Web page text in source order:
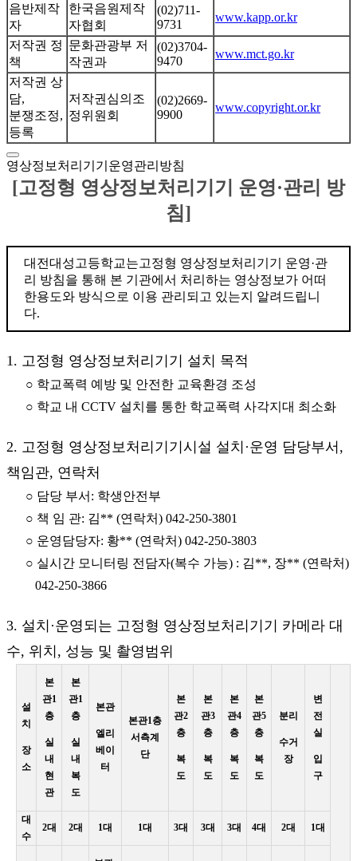
음반제작
자
한국음원제작
자협회
(02)711-
9731
www.kapp.or.kr
저작권 정
책
문화관광부 저
작권과
(02)3704-
9470
www.mct.go.kr
저작권 상
담,
분쟁조정,
등록
저작권심의조
정위원회
(02)2669-
9900
www.copyright.or.kr
영상정보처리기기운영관리방침
[고정형 영상정보처리기기 운영·관리 방
침]
대전대성고등학교는고정형 영상정보처리기기 운영·관
리 방침을 통해 본 기관에서 처리하는 영상정보가 어떠
한용도와 방식으로 이용 관리되고 있는지 알려드립니
다.
1. 고정형 영상정보처리기기 설치 목적
○ 학교폭력 예방 및 안전한 교육환경 조성
○ 학교 내 CCTV 설치를 통한 학교폭력 사각지대 최소화
2. 고정형 영상정보처리기기시설 설치·운영 담당부서,
책임관, 연락처
○ 담당 부서: 학생안전부
○ 책 임 관: 김** (연락처) 042-250-3801
○ 운영담당자: 황** (연락처) 042-250-3803
○ 실시간 모니터링 전담자(복수 가능) : 김**, 장** (연락처)
042-250-3866
3. 설치·운영되는 고정형 영상정보처리기기 카메라 대
수, 위치, 성능 및 촬영범위
설
치
장
소
본
관1
층
실
내
현
관
본
관1
층
실
내
복
도
본관
엘리
베이
터
본관1층
서측계
단
본
관2
층
복
도
본
관3
층
복
도
본
관4
층
복
도
본
관5
층
복
도
분리
수거
장
변
전
실
입
구
대
수
2대 2대 1대 1대 3대 3대 3대 4대 2대 1대